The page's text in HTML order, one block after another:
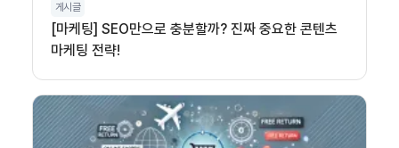
게시글
[마케팅] SEO만으로 충분할까? 진짜 중요한 콘텐츠
마케팅 전략!